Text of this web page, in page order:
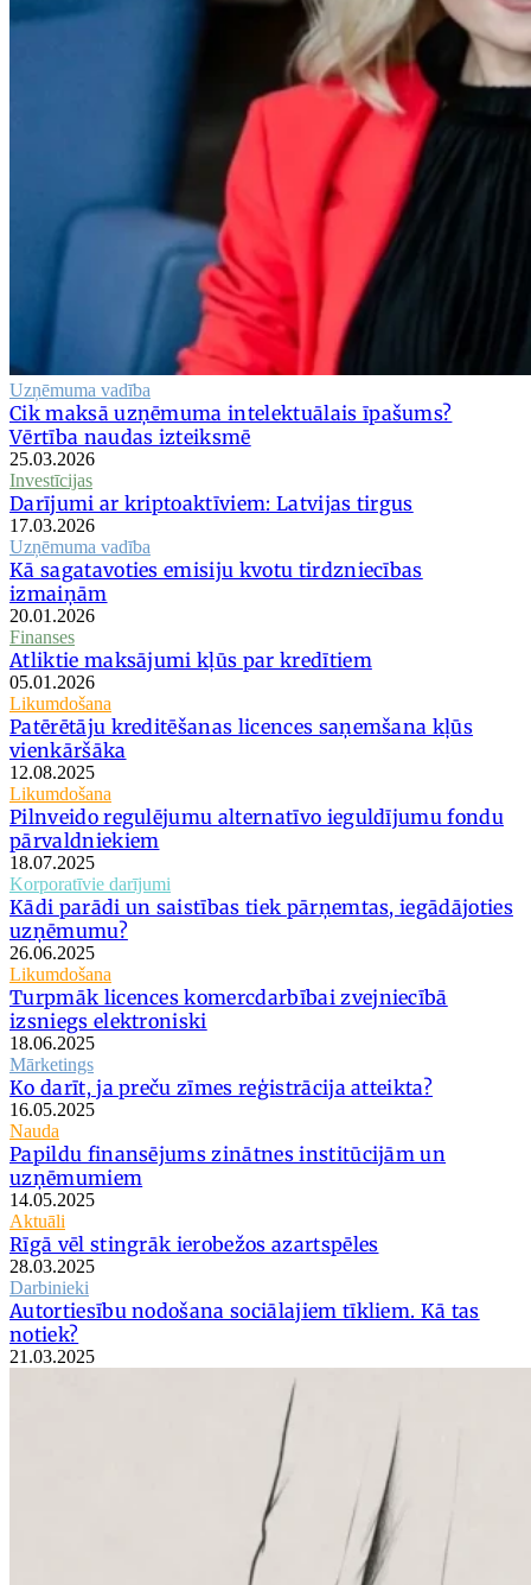
Uzņēmuma vadība
Cik maksā uzņēmuma intelektuālais īpašums?
Vērtība naudas izteiksmē
25.03.2026
Investīcijas
Darījumi ar kriptoaktīviem: Latvijas tirgus
17.03.2026
Uzņēmuma vadība
Kā sagatavoties emisiju kvotu tirdzniecības
izmaiņām
20.01.2026
Finanses
Atliktie maksājumi kļūs par kredītiem
05.01.2026
Likumdošana
Patērētāju kreditēšanas licences saņemšana kļūs
vienkāršāka
12.08.2025
Likumdošana
Pilnveido regulējumu alternatīvo ieguldījumu fondu
pārvaldniekiem
18.07.2025
Korporatīvie darījumi
Kādi parādi un saistības tiek pārņemtas, iegādājoties
uzņēmumu?
26.06.2025
Likumdošana
Turpmāk licences komercdarbībai zvejniecībā
izsniegs elektroniski
18.06.2025
Mārketings
Ko darīt, ja preču zīmes reģistrācija atteikta?
16.05.2025
Nauda
Papildu finansējums zinātnes institūcijām un
uzņēmumiem
14.05.2025
Aktuāli
Rīgā vēl stingrāk ierobežos azartspēles
28.03.2025
Darbinieki
Autortiesību nodošana sociālajiem tīkliem. Kā tas
notiek?
21.03.2025